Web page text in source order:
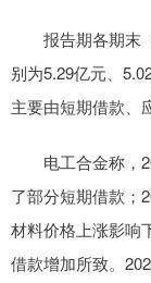
报告期各期末（
别为5.29亿元、
主要由短期借款、
电工合金称，
了部分短期借款；
材料价格上涨影响
借款增加所致。